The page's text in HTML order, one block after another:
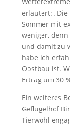
erläutert:
Sommer mit
weniger,
und damit zu
habe ich
Obstbau ist.
Ertrag um 30
Ein weiteres
Geflügelhof
Tierwohl